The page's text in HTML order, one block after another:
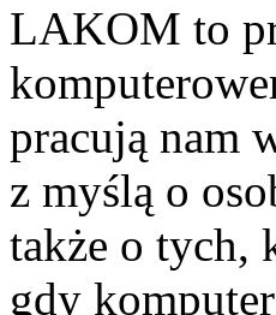
LAKOM to
pracują nam
z myślą o
także o tych,
gdy